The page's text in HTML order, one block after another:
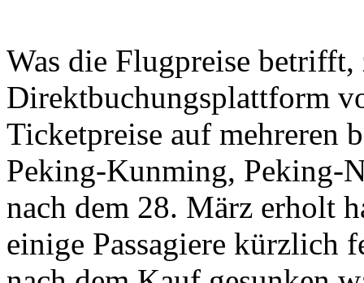
Was die Flugpreise
Direktbuchungsplattform
Ticketpreise auf mehreren
Peking-Kunming, Peking-
nach dem 28. März erholt
einige Passagiere kürzlich